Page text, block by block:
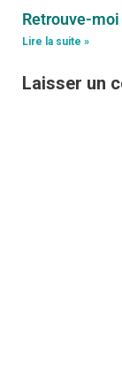
Retrouve-
Lire la suite »
Laisser un